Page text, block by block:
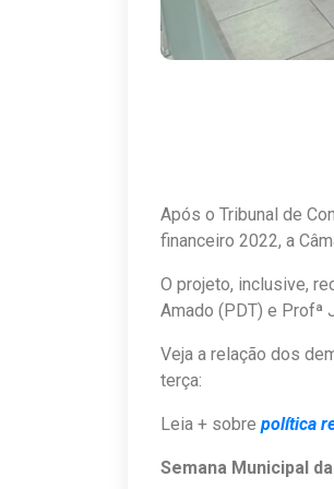
Após o Tribunal de
financeiro 2022, a
O projeto, inclusive,
Amado (PDT) e Profª
Veja a relação dos
terça:
Leia + sobre política
Semana Municipal